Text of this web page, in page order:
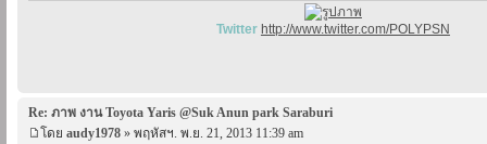
Twitter http://www.twitter.com/POLYPSN
Re: ภาพ งาน Toyota Yaris @Suk Anun park Saraburi
โดย audy1978 » พฤหัสฯ. พ.ย. 21, 2013 11:39 am